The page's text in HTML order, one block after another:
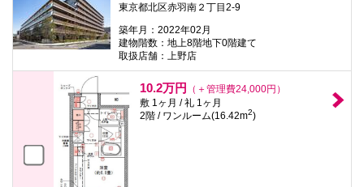
東京都北区赤羽南２丁目2-9
築年月：2022年02月
建物階数：地上8階地下0階建て
取扱店舗：上野店
10.2万円
（＋管理費24,000円）
敷 1ヶ月 / 礼 1ヶ月
2階 / ワンルーム(16.42m2)